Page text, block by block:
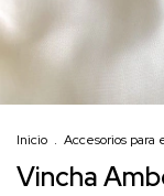
Inicio . Accesorios para
Vincha